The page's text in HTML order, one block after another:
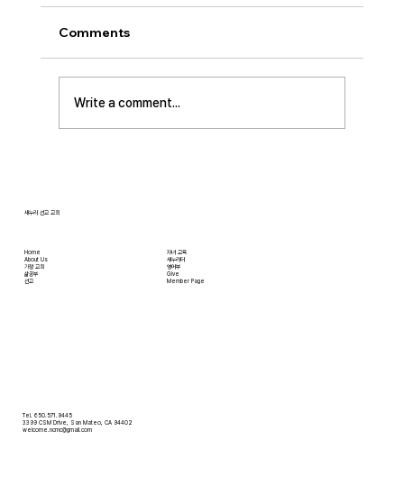
• 서대석 목자 단기 선교 8월 1일부터 13일까지
이스라엘 단기 선교를 다녀옵니다. 관심과 기도
부탁 드립니다. • 가정교회 평신도 세미나 등록
평신도 세미나가 어스틴 늘푸른교회에서 9월 25
일부터 27일까지 있습니다. 등록마감은 8월 7일
Comments
Write a comment...
Home
About Us
​가정 교회
​삶공부
​선교
자녀 교육
새누리터
영어부
Give
Member Page
Tel. 650.571.9445
3399 CSM Drive, San Mateo, CA 94402
welcome.ncmc@gmail.com
새누리 선교 교회